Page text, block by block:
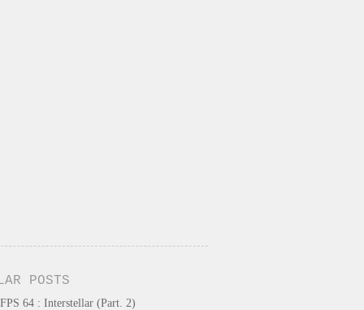
POSTS
64 : Interstellar (Part. 2)